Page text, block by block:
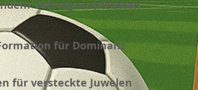
Vertrag verpflichten
für Dominanz
für versteckte Juwelen